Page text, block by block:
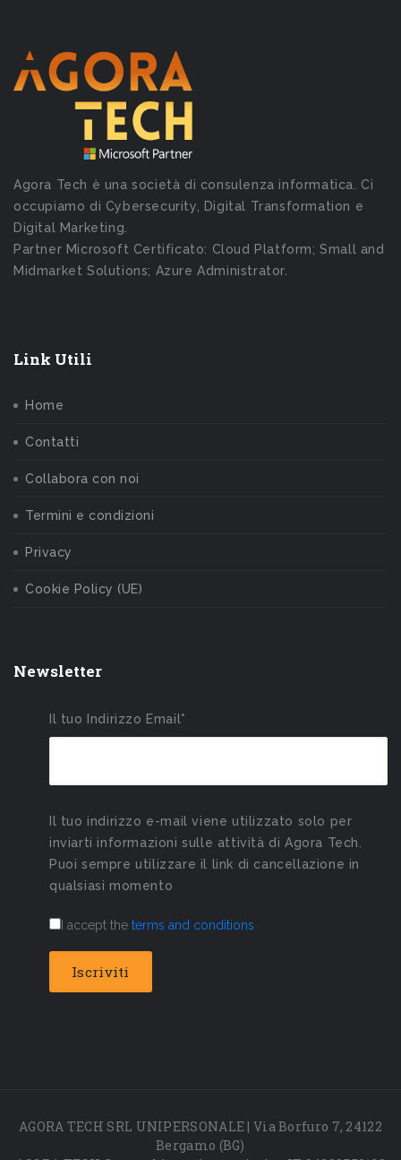
Agora Tech è una società di consulenza informatica. Ci
occupiamo di Cybersecurity, Digital Transformation e
Digital Marketing.
Partner Microsoft Certificato: Cloud Platform; Small and
Midmarket Solutions; Azure Administrator.
Link Utili
Home
Contatti
Collabora con noi
Termini e condizioni
Privacy
Cookie Policy (UE)
Newsletter
Il tuo Indirizzo Email*
Il tuo indirizzo e-mail viene utilizzato solo per
inviarti informazioni sulle attività di Agora Tech.
Puoi sempre utilizzare il link di cancellazione in
qualsiasi momento
I accept the terms and conditions
AGORA TECH SRL UNIPERSONALE | Via Borfuro 7, 24122
Bergamo (BG)